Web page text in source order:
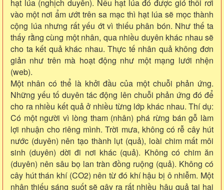
hạt lúa (nghịch duyên). Nếu hạt lúa đó được gió thổi rơi
vào một nơi ẩm ướt trên sa mạc thì hạt lúa sẽ mọc thành
cộng lúa nhưng rất yếu ớt vì thiếu phân bón. Như thế ta
thấy rằng cùng một nhân, qua nhiều duyên khác nhau sẽ
cho ta kết quả khác nhau. Thực tế nhân quả không đơn
giản như trên mà hoạt động như một mạng lưới nhện
(web).
Một nhân có thể là khởi đầu của một chuỗi phản ứng.
Những yếu tố duyên tác động lên chuỗi phản ứng đó để
cho ra nhiều kết quả ở nhiều từng lớp khác nhau. Thí dụ:
Có một người vì lòng tham (nhân) phá rừng bán gỗ làm
lợi nhuận cho riêng mình. Trời mưa, không có rễ cây hút
nước (duyên) nên tạo thành lụt (quả), loài chim mất môi
sinh (duyên) dời đi nơi khác (quả). Không có chim ăn
(duyên) nên sâu bọ lan tràn đồng ruộng (quả). Không có
cây hút thán khí (CO2) nên từ đó khí hậu bị ô nhiễm. Một
nhân thiếu sáng suốt sẽ gây ra rất nhiều hậu quả tai hại